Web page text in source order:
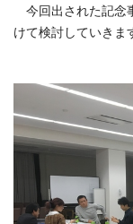
今回出された記念
けて検討していきま